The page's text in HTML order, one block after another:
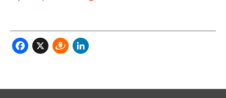
Facebook
X Draugiem